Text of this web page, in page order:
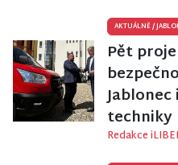
AKTUÁLNĚ/
Pět
techniky
Redakce